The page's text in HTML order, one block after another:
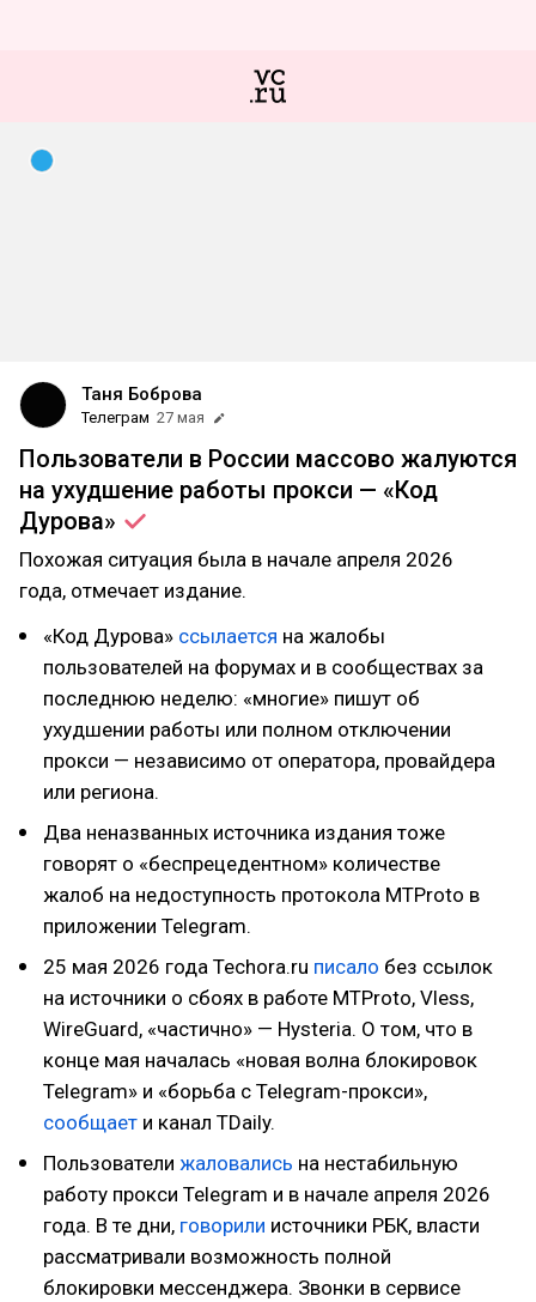
Таня Боброва
Телеграм 27 мая
Пользователи в России массово жалуются
на ухудшение работы прокси — «Код
Дурова»
Похожая ситуация была в начале апреля 2026
года, отмечает издание.
«Код Дурова» ссылается на жалобы
пользователей на форумах и в сообществах за
последнюю неделю: «многие» пишут об
ухудшении работы или полном отключении
прокси — независимо от оператора, провайдера
или региона.
Два неназванных источника издания тоже
говорят о «беспрецедентном» количестве
жалоб на недоступность протокола MTProto в
приложении Telegram.
25 мая 2026 года Techora.ru писало без ссылок
на источники о сбоях в работе MTProto, Vless,
WireGuard, «частично» — Hysteria. О том, что в
конце мая началась «новая волна блокировок
Telegram» и «борьба с Telegram-прокси»,
сообщает и канал TDaily.
Пользователи жаловались на нестабильную
работу прокси Telegram и в начале апреля 2026
года. В те дни, говорили источники РБК, власти
рассматривали возможность полной
блокировки мессенджера. Звонки в сервисе